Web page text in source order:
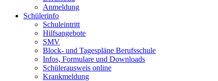
Anmeldung
Schülerinfo
Schuleintritt
Hilfsangebote
SMV
Block- und Tagespläne Berufsschule
Infos, Formulare und Downloads
Schülerausweis online
Krankmeldung